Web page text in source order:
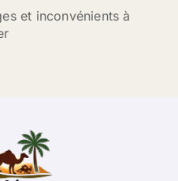
et inconvénients à